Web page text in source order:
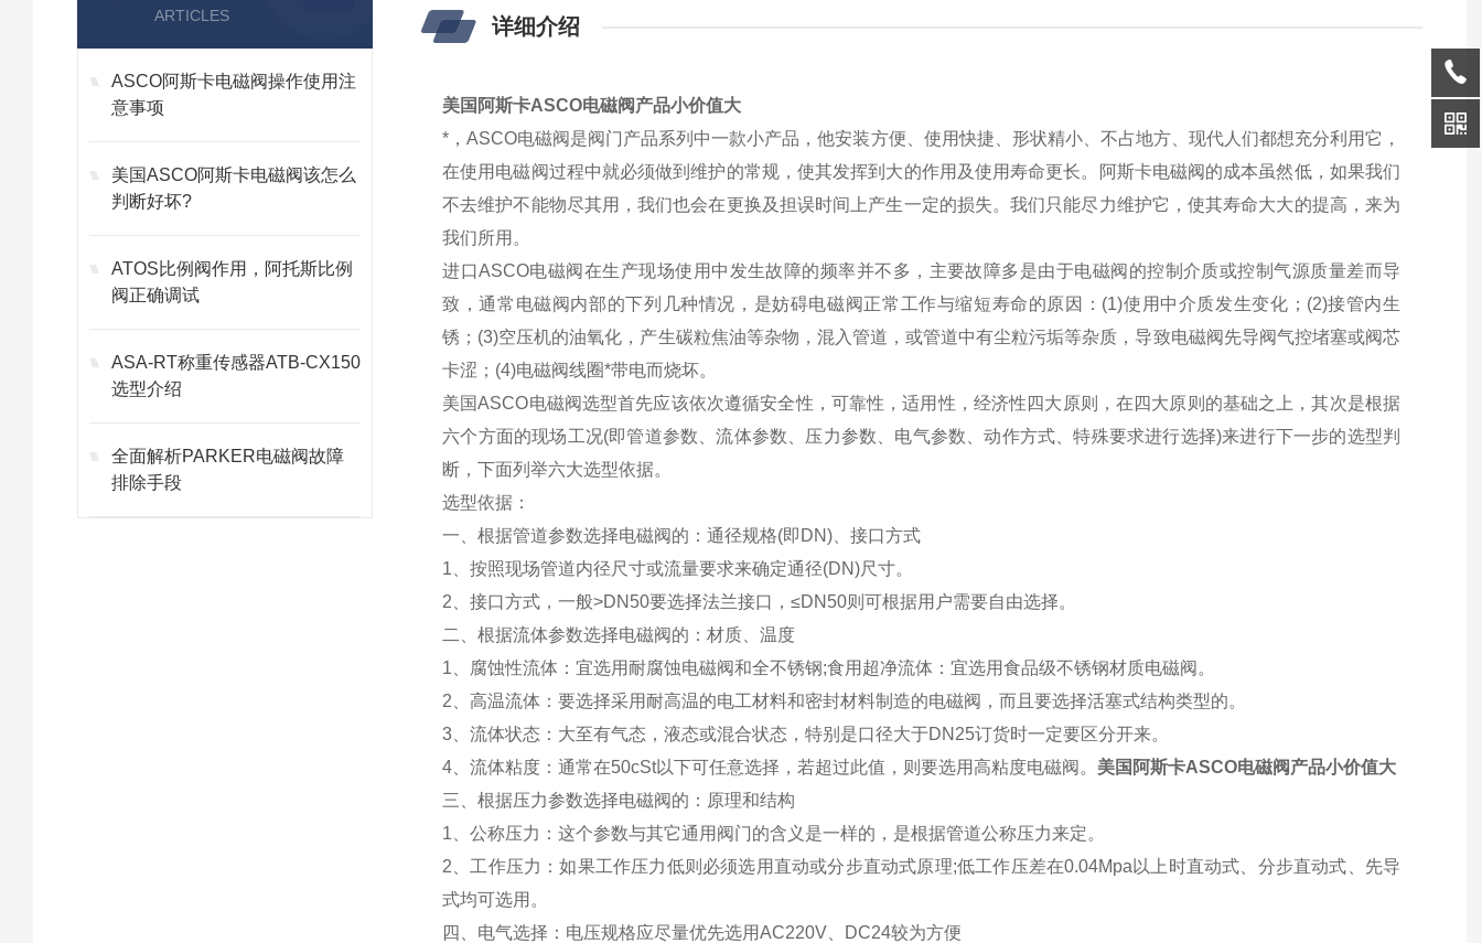
ARTICLES
ASCO阿斯卡电磁阀操作使用注
意事项
美国ASCO阿斯卡电磁阀该怎么
判断好坏?
ATOS比例阀作用，阿托斯比例
阀正确调试
ASA-RT称重传感器ATB-CX150
选型介绍
全面解析PARKER电磁阀故障
排除手段
详细介绍
美国阿斯卡ASCO电磁阀产品小价值大
*，ASCO电磁阀是阀门产品系列中一款小产品，他安装方便、使用快捷、形状精小、不占地方、现代人们都想充分利用它，
在使用电磁阀过程中就必须做到维护的常规，使其发挥到大的作用及使用寿命更长。阿斯卡电磁阀的成本虽然低，如果我们
不去维护不能物尽其用，我们也会在更换及担误时间上产生一定的损失。我们只能尽力维护它，使其寿命大大的提高，来为
我们所用。
进口ASCO电磁阀在生产现场使用中发生故障的频率并不多，主要故障多是由于电磁阀的控制介质或控制气源质量差而导
致，通常电磁阀内部的下列几种情况，是妨碍电磁阀正常工作与缩短寿命的原因：(1)使用中介质发生变化；(2)接管内生
锈；(3)空压机的油氧化，产生碳粒焦油等杂物，混入管道，或管道中有尘粒污垢等杂质，导致电磁阀先导阀气控堵塞或阀芯
卡涩；(4)电磁阀线圈*带电而烧坏。
美国ASCO电磁阀选型首先应该依次遵循安全性，可靠性，适用性，经济性四大原则，在四大原则的基础之上，其次是根据
六个方面的现场工况(即管道参数、流体参数、压力参数、电气参数、动作方式、特殊要求进行选择)来进行下一步的选型判
断，下面列举六大选型依据。
选型依据：
一、根据管道参数选择电磁阀的：通径规格(即DN)、接口方式
1、按照现场管道内径尺寸或流量要求来确定通径(DN)尺寸。
2、接口方式，一般>DN50要选择法兰接口，≤DN50则可根据用户需要自由选择。
二、根据流体参数选择电磁阀的：材质、温度
1、腐蚀性流体：宜选用耐腐蚀电磁阀和全不锈钢;食用超净流体：宜选用食品级不锈钢材质电磁阀。
2、高温流体：要选择采用耐高温的电工材料和密封材料制造的电磁阀，而且要选择活塞式结构类型的。
3、流体状态：大至有气态，液态或混合状态，特别是口径大于DN25订货时一定要区分开来。
4、流体粘度：通常在50cSt以下可任意选择，若超过此值，则要选用高粘度电磁阀。 美国阿斯卡ASCO电磁阀产品小价值大
三、根据压力参数选择电磁阀的：原理和结构
1、公称压力：这个参数与其它通用阀门的含义是一样的，是根据管道公称压力来定。
2、工作压力：如果工作压力低则必须选用直动或分步直动式原理;低工作压差在0.04Mpa以上时直动式、分步直动式、先导
式均可选用。
四、电气选择：电压规格应尽量优先选用AC220V、DC24较为方便